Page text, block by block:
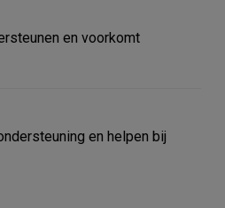
en voorkomt
en helpen bij